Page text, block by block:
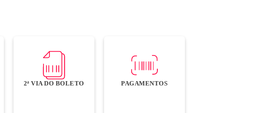
2ª VIA DO BOLETO PAGAMENTOS